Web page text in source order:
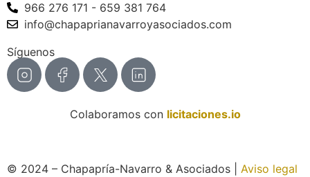
966 276 171 - 659 381 764
info@chapaprianavarroyasociados.com
Síguenos
Colaboramos con licitaciones.io
© 2024 – Chapapría-Navarro & Asociados | Aviso legal